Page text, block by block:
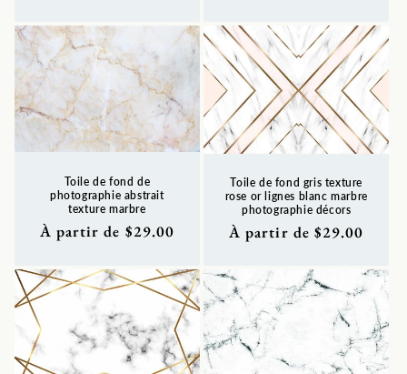
Toile de fond de
photographie abstrait
texture marbre
Prix
À partir de $29.00
Toile de fond gris texture
rose or lignes blanc marbre
photographie décors
Prix
À partir de $29.00